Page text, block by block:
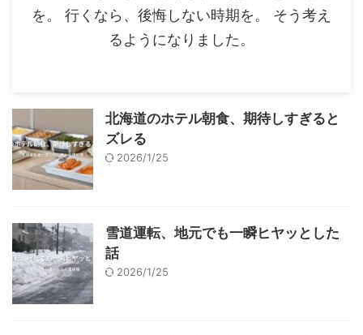
を。 行くなら、後悔しない時期を。 そう考え
るようになりました。
北海道のホテル朝食、期待しすぎると
ズレる
2026/1/25
雪道運転、地元でも一瞬ヒヤッとした
話
2026/1/25